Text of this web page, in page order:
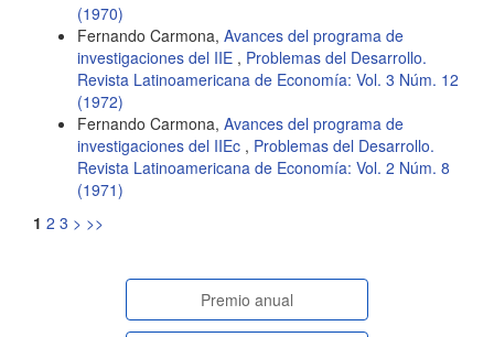
(1970)
Fernando Carmona, Avances del programa de
investigaciones del IIE , Problemas del Desarrollo.
Revista Latinoamericana de Economía: Vol. 3 Núm. 12
(1972)
Fernando Carmona, Avances del programa de
investigaciones del IIEc , Problemas del Desarrollo.
Revista Latinoamericana de Economía: Vol. 2 Núm. 8
(1971)
1 2 3 > >>
paginasespeciales
Premio anual